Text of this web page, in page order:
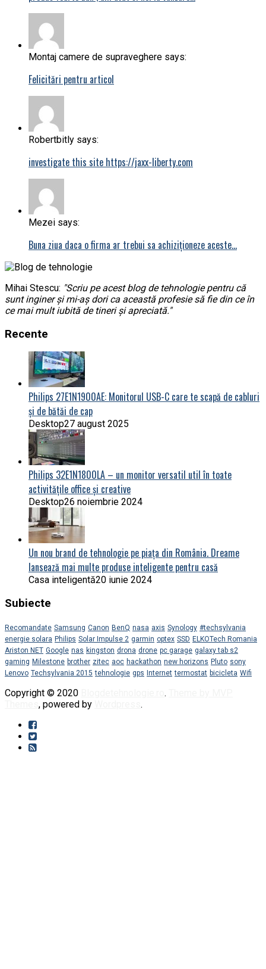
Montaj camere de supraveghere says:
Felicitări pentru articol
Robertbitly says:
investigate this site https://jaxx-liberty.com
Mezei says:
Buna ziua daca o firma ar trebui sa achiziționeze aceste…
Mihai Stescu: "Scriu pe acest blog de tehnologie pentru că
sunt inginer și mi-aș dori ca această profesie să fie din ce în
ce mai mult iubită de tineri și apreciată."
Recente
Philips 27E1N1900AE: Monitorul USB-C care te scapă de cabluri
și de bătăi de cap
Desktop27 august 2025
Philips 32E1N1800LA – un monitor versatil util în toate
activitățile office și creative
Desktop26 noiembrie 2024
Un nou brand de tehnologie pe piața din România. Dreame
lansează mai multe produse inteligente pentru casă
Casa inteligentă20 iunie 2024
Subiecte
Recomandate Samsung Canon BenQ nasa axis Synology #techsylvania
energie solara Philips Solar Impulse 2 garmin optex SSD ELKOTech Romania
Ariston NET Google nas kingston drona drone pc garage galaxy tab s2
gaming Milestone brother zitec aoc hackathon new horizons Pluto sony
Lenovo Techsylvania 2015 tehnologie gps Internet termostat bicicleta Wifi
Copyright © 2020 .
, powered by .